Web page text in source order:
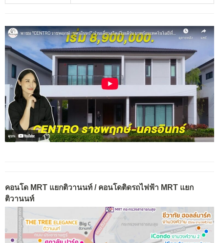
คอนโด MRT แยกติวานนท์ / คอนโดติดรถไฟฟ้า MRT แยก
ติวานนท์